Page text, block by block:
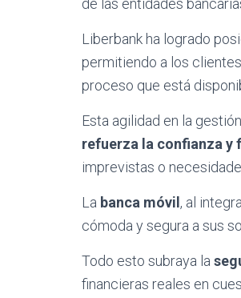
de las entidades
Liberbank ha logrado
permitiendo a los
proceso que está
Esta agilidad en la
refuerza la confianza y
imprevistas o
La banca móvil , al
cómoda y segura a sus
Todo esto subraya la
financieras reales en